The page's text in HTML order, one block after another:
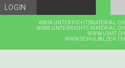
LOGIN
WWW.UNTERRICHTSMATERIAL.CH
WWW.UNTERRICHTS-MATERIAL.CH
WWW.UMAT.CH
WWW.SCHULBILDER.CH